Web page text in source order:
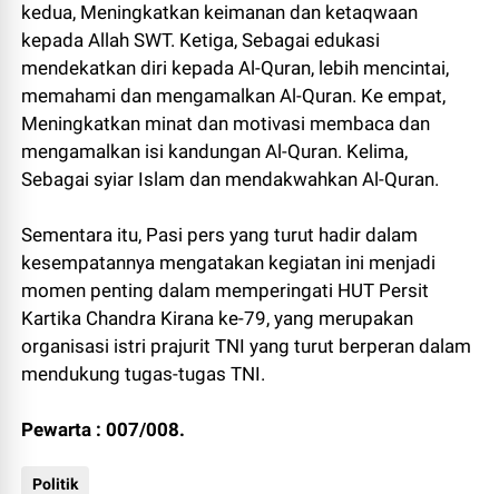
kedua, Meningkatkan keimanan dan ketaqwaan
kepada Allah SWT. Ketiga, Sebagai edukasi
mendekatkan diri kepada Al-Quran, lebih mencintai,
memahami dan mengamalkan Al-Quran. Ke empat,
Meningkatkan minat dan motivasi membaca dan
mengamalkan isi kandungan Al-Quran. Kelima,
Sebagai syiar Islam dan mendakwahkan Al-Quran.
Sementara itu, Pasi pers yang turut hadir dalam
kesempatannya mengatakan kegiatan ini menjadi
momen penting dalam memperingati HUT Persit
Kartika Chandra Kirana ke-79, yang merupakan
organisasi istri prajurit TNI yang turut berperan dalam
mendukung tugas-tugas TNI.
Pewarta : 007/008.
Politik